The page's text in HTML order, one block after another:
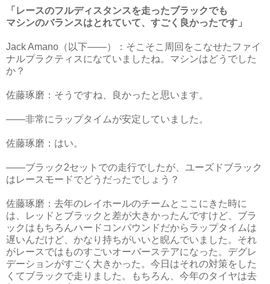
「レースのフルディスタンスを走ったブラックでも
マシンのバランスはとれていて、すごく良かったです」
Jack Amano（以下――）：そこそこ周回をこなせたファイ
ナルプラクティスになていましたね。マシンはどうでした
か？
佐藤琢磨：そうですね、良かったと思います。
――非常にラップタイムが安定していました。
佐藤琢磨：はい。
――ブラック2セットでの走行でしたが、ユーズドブラック
はレースモードでどうだったでしょう？
佐藤琢磨：去年のレイホールのチームとここにきた時に
は、レッドとブラックと差が大きかったんですけど、ブラ
ックはもちろんハードコンパウンドだからラップタイムは
遅いんだけど、かなり持ちがいいと睨んでいました。それ
がレースではものすごいオーバーステアになった。デグレ
デーションがすごく大きかった。今日はそれの対策をした
くてブラックで走りました。もちろん、今年のタイヤは去